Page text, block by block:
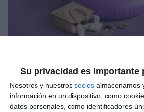
Su privacidad es importante
Nosotros y nuestros socios almacenamos
información en un dispositivo, como
datos personales, como identificadores